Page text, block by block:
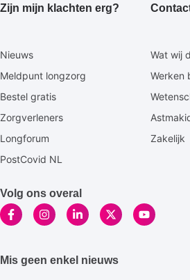
Zijn mijn klachten erg?
Secundaire
Nieuws
Wat wij
Meldpunt longzorg
Werken
Bestel gratis
Zorgverleners
Longforum
Zakelijk
PostCovid NL
Volg ons overal
Mis geen enkel nieuws